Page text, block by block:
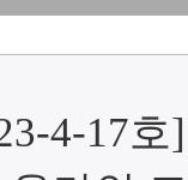
4-17호